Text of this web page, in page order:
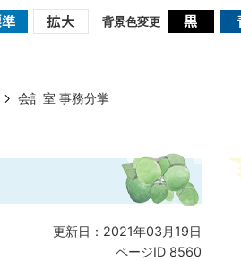
背景色変更
会計室 事務分掌
更新日：2021年03月19日
ページID 8560